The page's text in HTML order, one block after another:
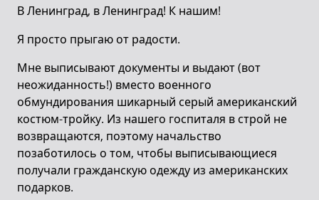
В Ленинград, в Ленинград! К нашим!
Я просто прыгаю от радости.
Мне выписывают документы и выдают (вот
неожиданность!) вместо военного
обмундирования шикарный серый американский
костюм-тройку. Из нашего госпиталя в строй не
возвращаются, поэтому начальство
позаботилось о том, чтобы выписывающиеся
получали гражданскую одежду из американских
подарков.